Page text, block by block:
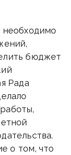
необходимо
бюджет
Рада
о том, что